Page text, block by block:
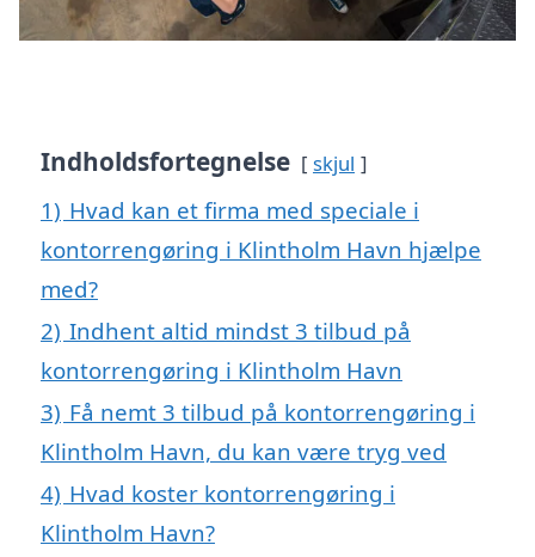
Indholdsfortegnelse skjul
1) Hvad kan et firma med speciale i
kontorrengøring i Klintholm Havn hjælpe
med?
2) Indhent altid mindst 3 tilbud på
kontorrengøring i Klintholm Havn
3) Få nemt 3 tilbud på kontorrengøring i
Klintholm Havn, du kan være tryg ved
4) Hvad koster kontorrengøring i
Klintholm Havn?